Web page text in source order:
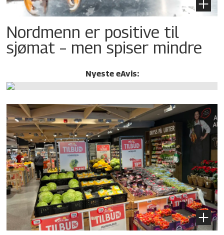
Nordmenn er positive til
sjømat – men spiser mindre
Nyeste eAvis: